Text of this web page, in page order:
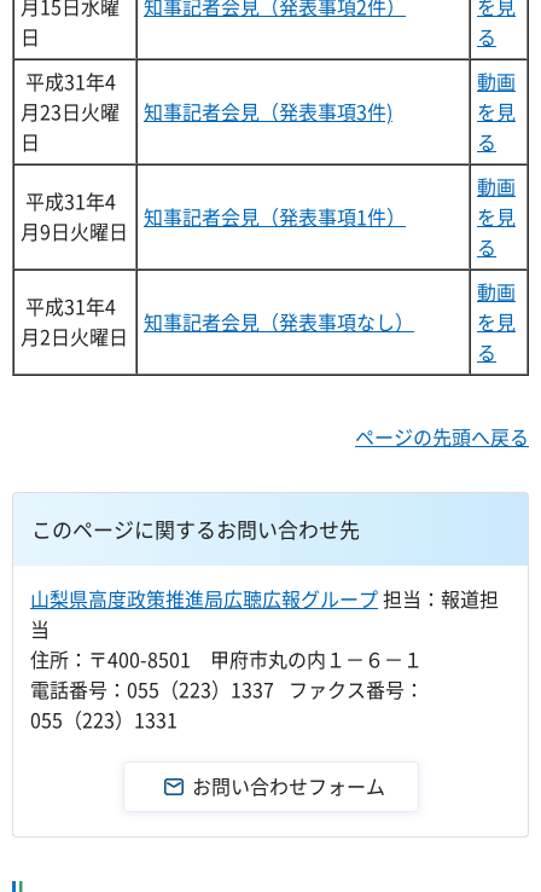
月15日水曜
日
知事記者会見（発表事項2件）
を見
る
平成31年4
月23日火曜
日
知事記者会見（発表事項3件)
動画
を見
る
平成31年4
月9日火曜日
知事記者会見（発表事項1件）
動画
を見
る
平成31年4
月2日火曜日
知事記者会見（発表事項なし）
動画
を見
る
ページの先頭へ戻る
このページに関するお問い合わせ先
山梨県高度政策推進局広聴広報グループ担当：報道担
当
住所：〒400-8501 甲府市丸の内１－６－１
電話番号：055（223）1337 ファクス番号：
055（223）1331